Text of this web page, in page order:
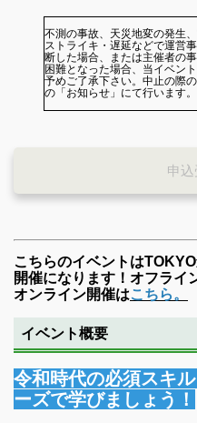
不測の事故、天災地変の発生
ストライキ・遅延などで運営
断した場合、または主催者の
困難となった場合、当イベン
予めご了承下さい。中止の際
の「お知らせ」にて行います。
申
こちらのイベントは
開催になります！オフライ
オンライン開催はこちら。
イベント概要
令和時代の必須スキ
ーズで学びましょう！